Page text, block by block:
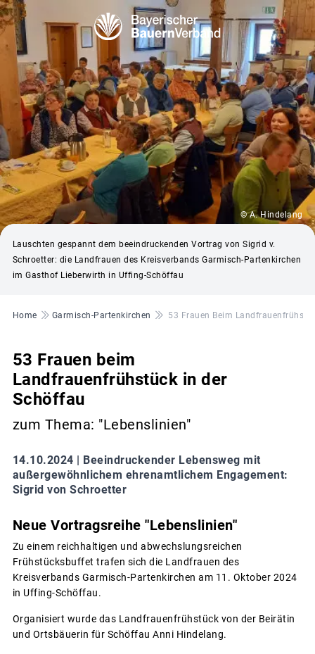
© A. Hindelang
Lauschten gespannt dem beeindruckenden Vortrag von Sigrid v.
Schroetter: die Landfrauen des Kreisverbands Garmisch-Partenkirchen
im Gasthof Lieberwirth in Uffing-Schöffau
Pfadnavigation
Home Garmisch-Partenkirchen 53 Frauen Beim
53 Frauen beim
Landfrauenfrühstück in der
Schöffau
zum Thema: "Lebenslinien"
14.10.2024 |
Beeindruckender Lebensweg mit
außergewöhnlichem ehrenamtlichem Engagement:
Sigrid von Schroetter
Neue Vortragsreihe "Lebenslinien"
Zu einem reichhaltigen und abwechslungsreichen
Frühstücksbuffet trafen sich die Landfrauen des
Kreisverbands Garmisch-Partenkirchen am 11. Oktober 2024
in Uffing-Schöffau.
Organisiert wurde das Landfrauenfrühstück von der Beirätin
und Ortsbäuerin für Schöffau Anni Hindelang.